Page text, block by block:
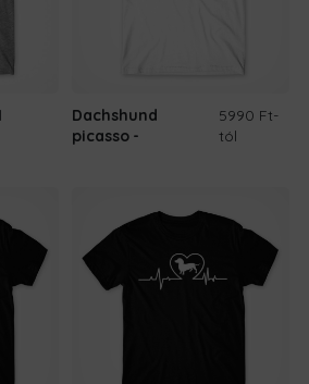
Dachshund
picasso
5990 Ft-
tól